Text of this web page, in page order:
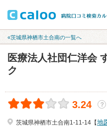
«茨城県神栖市土合南の一覧へ
医療法人社団仁洋会
ク
3.24 ？
茨城県神栖市土合南1-11-14【地